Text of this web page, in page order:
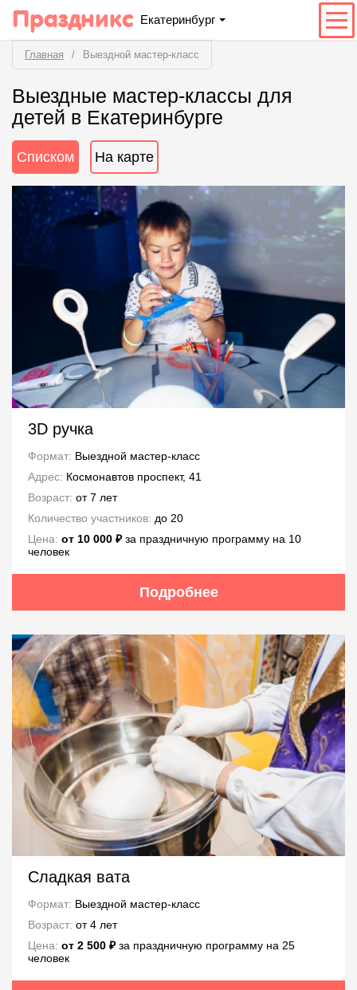
Праздникс Екатеринбург
Главная Выездной мастер-класс
Выездные мастер-классы для
детей в Екатеринбурге
Списком На карте
3D ручка
Формат: Выездной мастер-класс
Адрес: Космонавтов проспект, 41
Возраст: от 7 лет
Количество участников: до 20
Цена: от 10 000 ₽за праздничную программу на 10
человек
Подробнее
Сладкая вата
Формат: Выездной мастер-класс
Возраст: от 4 лет
Цена: от 2 500 ₽за праздничную программу на 25
человек